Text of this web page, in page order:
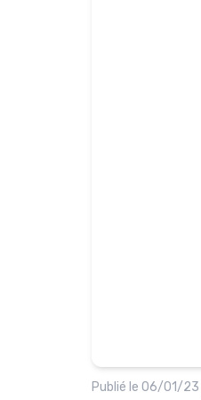
Publié le 06/01/23